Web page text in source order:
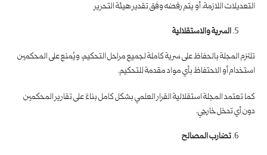
التعديلات اللازمة، أو يتم رفضه وفق تقدير هيئة التحرير
السرية والاستقلالية
تلتزم المجلة بالحفاظ على سرية كاملة لجميع مراحل التحكيم، ويُمنع على المحكمين
استخدام أو الاحتفاظ بأي مواد مقدمة للتحكيم.
كما تعتمد المجلة استقلالية القرار العلمي بشكل كامل بناءً على تقارير المحكمين
دون أي تدخل خارجي.
تضارب المصالح